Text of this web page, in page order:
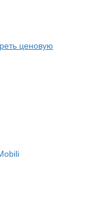
ценовую